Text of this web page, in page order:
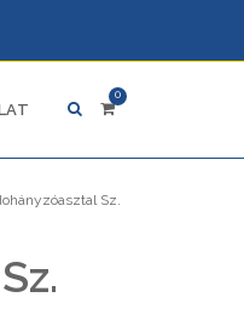
0
Sz.